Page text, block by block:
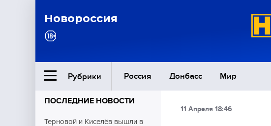
Новороссия
Рубрики Россия Донбасс Мир
Ближний Восток
ПОСЛЕДНИЕ НОВОСТИ
Терновой и Киселёв вышли в
11 Апреля 18:46